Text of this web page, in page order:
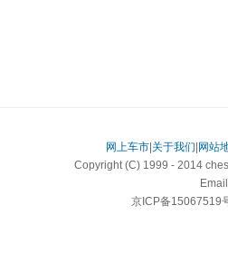
网上车市 关于我们 网站
Copyright (C) 1999 - 2014
京ICP备15067519